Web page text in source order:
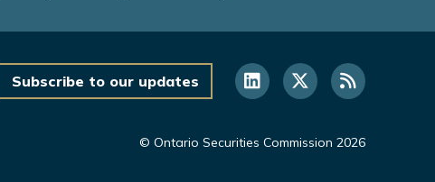
Subscribe to our updates
© Ontario Securities Commission 2026